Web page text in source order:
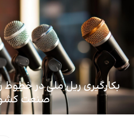
ماینتک
بکارگیری ریل ملی در خطوط
صنعت